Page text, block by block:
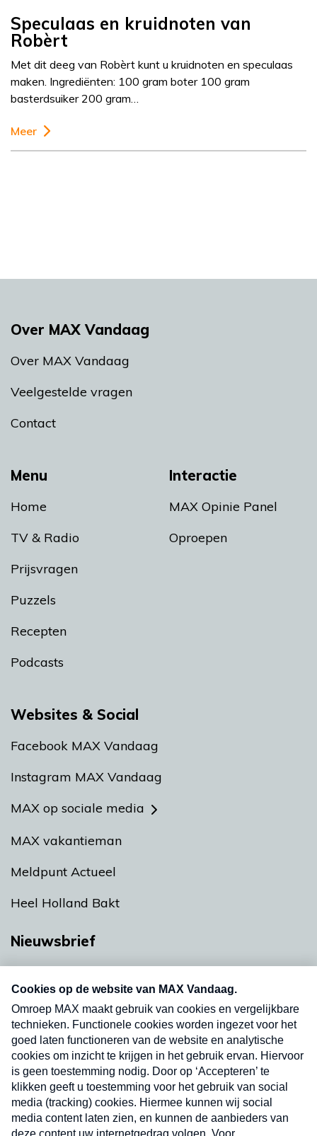
Speculaas en kruidnoten van
Robèrt
Met dit deeg van Robèrt kunt u kruidnoten en speculaas
maken. Ingrediënten: 100 gram boter 100 gram
basterdsuiker 200 gram…
Meer
Menu
Home
TV & Radio
Prijsvragen
Puzzels
Recepten
Podcasts
Interactie
MAX Opinie Panel
Oproepen
Over MAX Vandaag
Over MAX Vandaag
Veelgestelde vragen
Contact
Websites & Social
Facebook MAX Vandaag
Instagram MAX Vandaag
MAX op sociale media
MAX vakantieman
Meldpunt Actueel
Heel Holland Bakt
Nieuwsbrief
nieuwsbrief. Elke vrijdag- en dinsdagochtend in
uw mailbox.
Verzend